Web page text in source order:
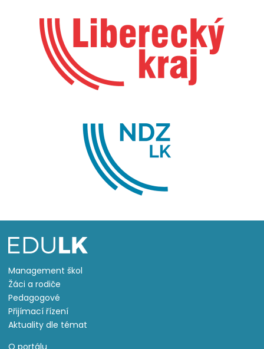
Management škol
Žáci a rodiče
Pedagogové
Přijímací řízení
Aktuality dle témat
O portálu